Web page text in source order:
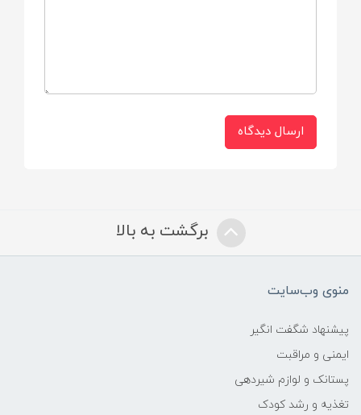
ارسال دیدگاه
برگشت به بالا
منوی وب‌سایت
پیشنهاد شگفت انگیر
ایمنی و مراقبت
پستانک و لوازم شیردهی
تغذیه و رشد کودک